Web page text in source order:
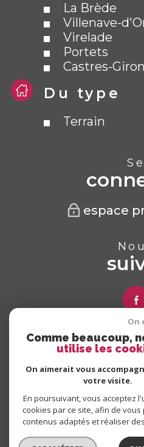
La Brède
Villenave-
Virelade
Portets
Castres-
Du type
Terrain
Se
espace
© 2026 | Tous droits réservés |
Nos honoraires
Plan du site
Politique
On
Comme beaucoup,
utilise les
On aimerait vous
votre visite.
En poursuivant, vous acceptez
cookies par ce site, afin de
contenus adaptés et réaliser